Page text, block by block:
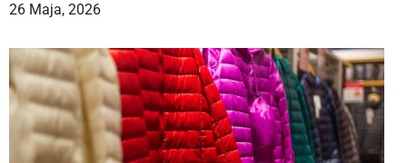
26 Maja, 2026